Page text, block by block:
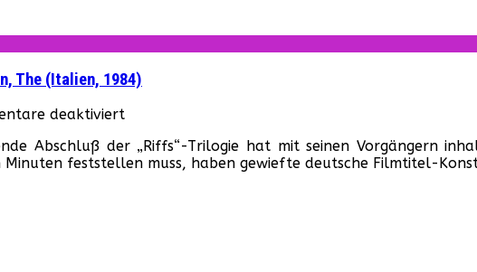
The (Italien, 1984)
deaktiviertfür
III
–
Abschluß der „Riffs“-Trilogie hat mit seinen Vorgängern
Minuten feststellen muss, haben gewiefte deutsche Filmtitel-